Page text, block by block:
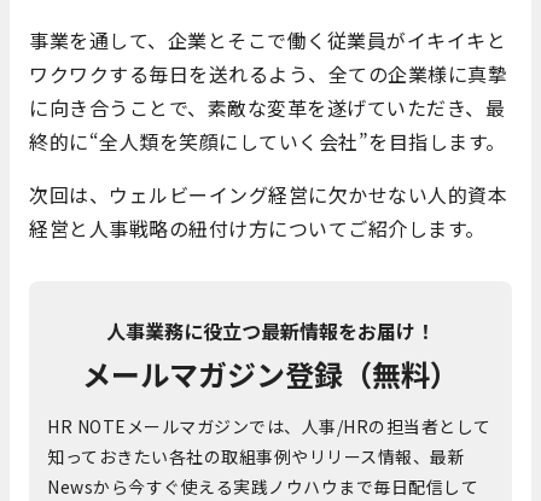
事業を通して、企業とそこで働く従業員がイキイキと
ワクワクする毎日を送れるよう、全ての企業様に真摯
に向き合うことで、素敵な変革を遂げていただき、最
終的に“全人類を笑顔にしていく会社”を目指します。
次回は、ウェルビーイング経営に欠かせない人的資本
経営と人事戦略の紐付け方についてご紹介します。
人事業務に役立つ最新情報をお届け！
メールマガジン登録（無料）
HR NOTEメールマガジンでは、人事/HRの担当者として
知っておきたい各社の取組事例やリリース情報、最新
Newsから今すぐ使える実践ノウハウまで毎日配信して